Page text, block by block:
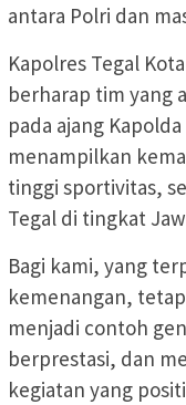
antara Polri dan
Kapolres Tegal
berharap tim yang
pada ajang
menampilkan
tinggi sportivitas,
Tegal di tingkat
Bagi kami, yang
kemenangan,
menjadi contoh
berprestasi, dan
kegiatan yang